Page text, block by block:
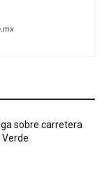
sobre carretera